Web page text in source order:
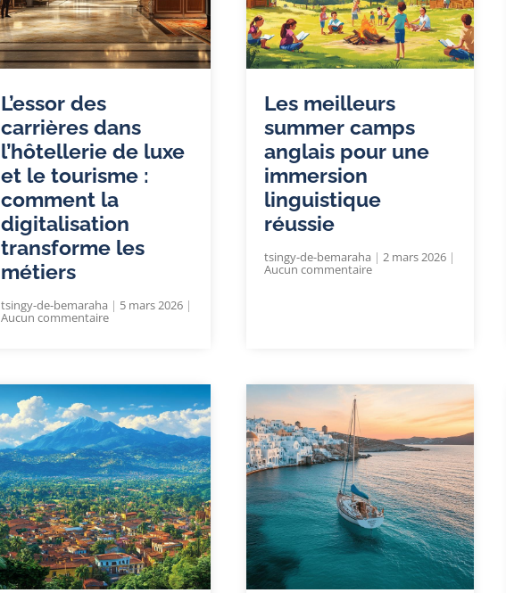
L’essor des
carrières dans
l’hôtellerie de luxe
et le tourisme :
comment la
digitalisation
transforme les
métiers
tsingy-de-bemaraha 5 mars 2026
Aucun commentaire
Les meilleurs
summer camps
anglais pour une
immersion
linguistique
réussie
tsingy-de-bemaraha 2 mars 2026
Aucun commentaire